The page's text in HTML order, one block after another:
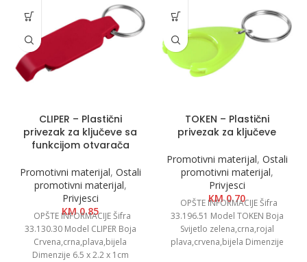
CLIPER – Plastični
privezak za ključeve sa
funkcijom otvarača
Promotivni materijal, Ostali
promotivni materijal,
Privjesci
KM0.85
OPŠTE INFORMACIJE Šifra
33.130.30 Model CLIPER Boja
Crvena,crna,plava,bijela
Dimenzije 6.5 x 2.2 x 1cm
TOKEN – Plastični
privezak za ključeve
Promotivni materijal, Ostali
promotivni materijal,
Privjesci
KM0.70
OPŠTE INFORMACIJE Šifra
33.196.51 Model TOKEN Boja
Svijetlo zelena,crna,rojal
plava,crvena,bijela Dimenzije